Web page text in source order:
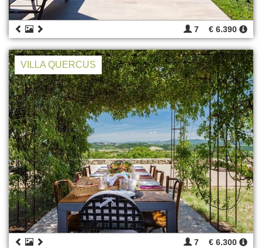
7 € 6.390
VILLA QUERCUS
7 € 6.300